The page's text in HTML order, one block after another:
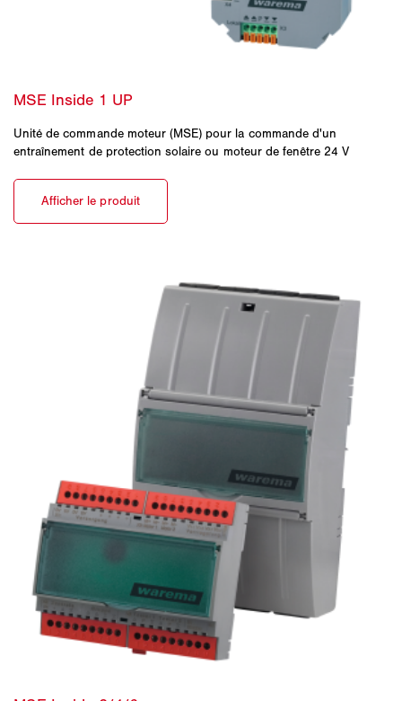
Unité de commande moteur (MSE) pour la commande d'un
entraînement de protection solaire ou moteur de fenêtre 24 V